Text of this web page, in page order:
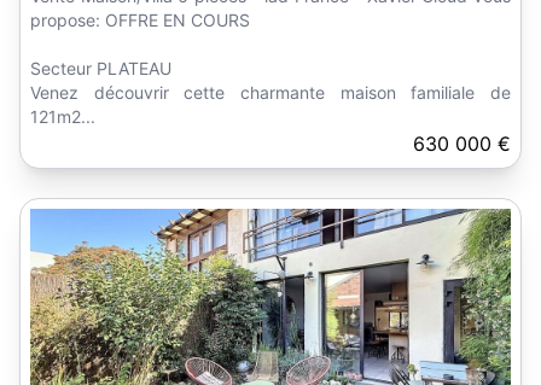
propose: OFFRE EN COURS
Secteur PLATEAU
Venez découvrir cette charmante maison familiale de
121m2...
630 000 €